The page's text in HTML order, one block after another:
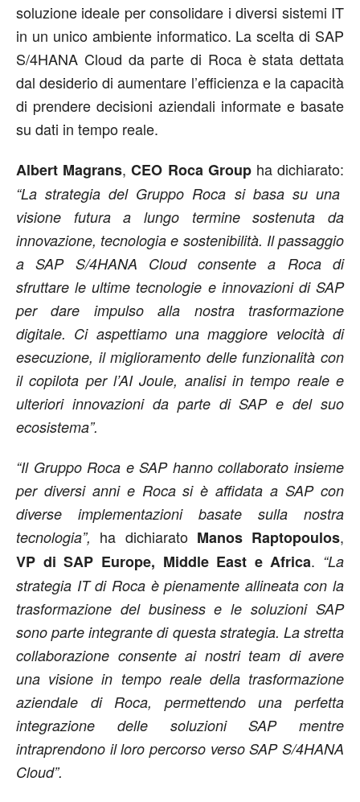
soluzione ideale per consolidare i diversi sistemi IT
in un unico ambiente informatico. La scelta di SAP
S/4HANA Cloud da parte di Roca è stata dettata
dal desiderio di aumentare l’efficienza e la capacità
di prendere decisioni aziendali informate e basate
su dati in tempo reale.
Albert Magrans,CEO Roca Groupha dichiarato:
“La strategia del Gruppo Roca si basa su una
visione futura a lungo termine sostenuta da
innovazione, tecnologia e sostenibilità. Il passaggio
a SAP S/4HANA Cloud consente a Roca di
sfruttare le ultime tecnologie e innovazioni di SAP
per dare impulso alla nostra trasformazione
digitale. Ci aspettiamo una maggiore velocità di
esecuzione, il miglioramento delle funzionalità con
il copilota per l’AI Joule, analisi in tempo reale e
ulteriori innovazioni da parte di SAP e del suo
ecosistema”.
“Il Gruppo Roca e SAP hanno collaborato insieme
per diversi anni e Roca si è affidata a SAP con
diverse implementazioni basate sulla nostra
tecnologia”, ha dichiarato Manos Raptopoulos,
VP di SAP Europe, Middle East e Africa. “La
strategia IT di Roca è pienamente allineata con la
trasformazione del business e le soluzioni SAP
sono parte integrante di questa strategia. La stretta
collaborazione consente ai nostri team di avere
una visione in tempo reale della trasformazione
aziendale di Roca, permettendo una perfetta
integrazione delle soluzioni SAP mentre
intraprendono il loro percorso verso SAP S/4HANA
Cloud”.